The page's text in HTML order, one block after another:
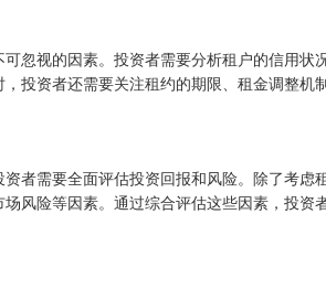
忽视的因素。投资者需要分析租户的信用状
投资者还需要关注租约的期限、租金调整机
者需要全面评估投资回报和风险。除了考虑
风险等因素。通过综合评估这些因素，投资